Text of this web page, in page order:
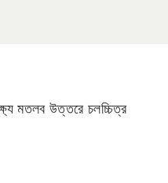
মতলব উত্তরে চলচ্চিত্র